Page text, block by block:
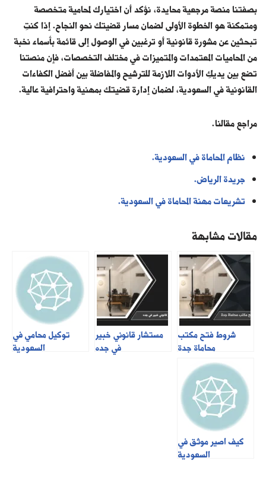
بصفتنا منصة مرجعية محايدة، نؤكد أن اختيارك لمحامية متخصصة
ومتمكنة هو الخطوة الأولى لضمان مسار قضيتك نحو النجاح. إذا كنتِ
تبحثين عن مشورة قانونية أو ترغبين في الوصول إلى قائمة بأسماء نخبة
من المحاميات المعتمدات والمتميزات في مختلف التخصصات، فإن منصتنا
تضع بين يديكِ الأدوات اللازمة للترشيح والمفاضلة بين أفضل الكفاءات
القانونية في السعودية، لضمان إدارة قضيتك بمهنية واحترافية عالية.
مراجع مقالنا.
نظام المحاماة في السعودية.
جريدة الرياض.
تشريعات مهنة المحاماة في السعودية.
مقالات مشابهة
شروط فتح مكتب
محاماة جدة
مستشار قانوني خبير
في جده
توكيل محامي في
السعودية
كيف اصير موثق في
السعودية